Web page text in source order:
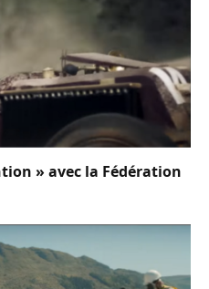
» avec la Fédération